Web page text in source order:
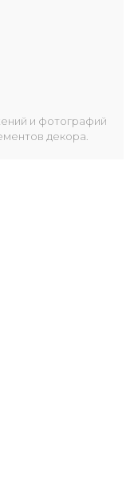
и фотографий
декора.